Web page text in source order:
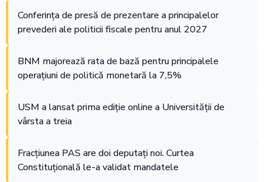
Conferința de presă de prezentare a principalelor
prevederi ale politicii fiscale pentru anul 2027
BNM majorează rata de bază pentru principalele
operațiuni de politică monetară la 7,5%
USM a lansat prima ediție online a Universității de
vârsta a treia
Fracțiunea PAS are doi deputați noi. Curtea
Constituțională le-a validat mandatele